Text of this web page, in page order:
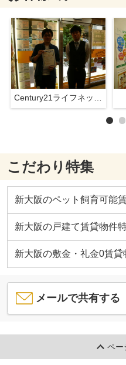
Century21ライフネット新大阪店
こだわり特集
新大阪のペット飼育可能
新大阪の戸建て賃貸物件
新大阪の敷金・礼金0賃貸
メールで共有する
ペー